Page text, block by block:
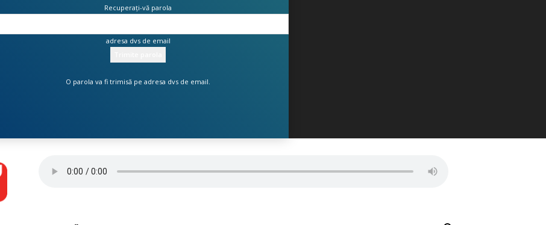
Recuperați-vă parola
adresa dvs de email
O parola va fi trimisă pe adresa dvs de email.